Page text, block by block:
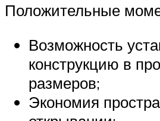
Положительные
Возможность
конструкцию в
размеров;
Экономия